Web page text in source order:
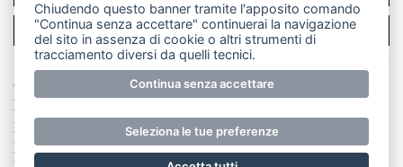
PER LA TUA PUBBLICITÀ
© Copyright Merateonline S.r.l. - Tutti i diritti riservati.
E' proibita la riproduzione e pubblicazione anche
parziale di testi, articoli e immagini senza la
preventiva autorizzazione scritta dell'editore. RI Lecco
Chiudendo questo banner tramite l'apposito comando
"Continua senza accettare" continuerai la navigazione
del sito in assenza di cookie o altri strumenti di
tracciamento diversi da quelli tecnici.
Continua senza accettare
Seleziona le tue preferenze